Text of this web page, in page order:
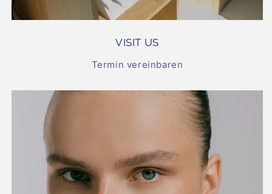
VISIT US
Termin vereinbaren